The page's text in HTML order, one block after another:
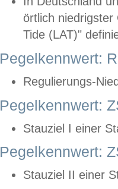
örtlich
Tide (LAT)"
Pegelkennwert:
Regulierungs-
Pegelkennwert:
Stauziel I einer
Pegelkennwert:
Stauziel II einer